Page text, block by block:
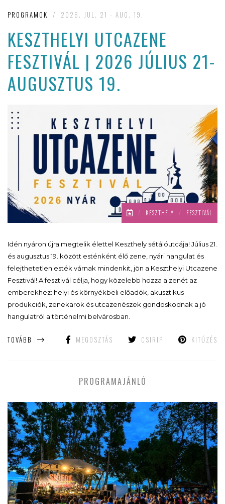
PROGRAMOK / 2026. JUL. 21 - AUG. 19.
KESZTHELYI UTCAZENE
FESZTIVÁL | 2026 JÚLIUS 21-
AUGUSZTUS 19.
/ KESZTHELY / FESZTIVÁL
Idén nyáron újra megtelik élettel Keszthely sétálóutcája! Július 21.
és augusztus 19. között esténként élő zene, nyári hangulat és
felejthetetlen esték várnak mindenkit, jön a Keszthelyi Utcazene
Fesztivál! A fesztivál célja, hogy közelebb hozza a zenét az
emberekhez: helyi és környékbeli előadók, akusztikus
produkciók, zenekarok és utcazenészek gondoskodnak a jó
hangulatról a történelmi belvárosban.
TOVÁBB KITŰZÉS
CSIRIP
MEGOSZTÁS
PROGRAMAJÁNLÓ